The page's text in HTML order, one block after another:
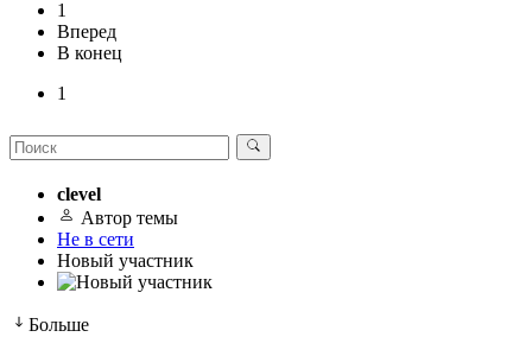
1
Вперед
В конец
1
clevel
Автор темы
Не в сети
Новый участник
Больше